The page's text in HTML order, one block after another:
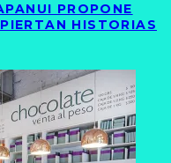
PROPONE
HISTORIAS